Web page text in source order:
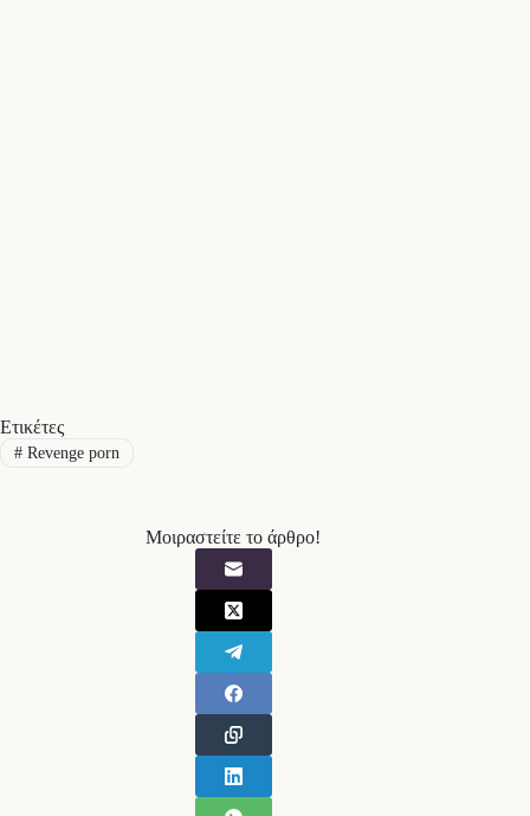
Ετικέτες
#Revenge porn
Μοιραστείτε το άρθρο!